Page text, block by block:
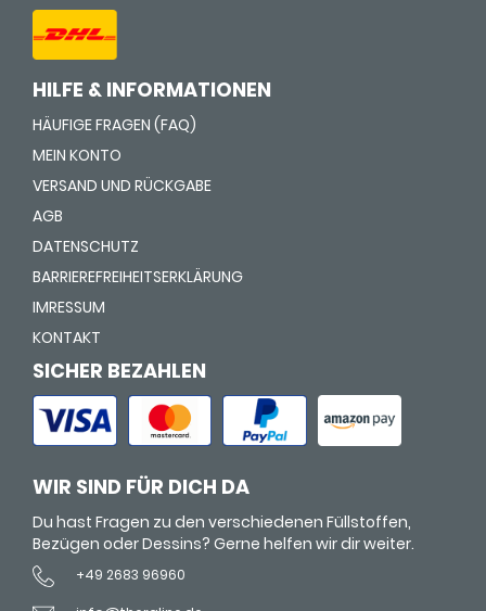
HILFE & INFORMATIONEN
HÄUFIGE FRAGEN (FAQ)
MEIN KONTO
VERSAND UND RÜCKGABE
AGB
DATENSCHUTZ
BARRIEREFREIHEITSERKLÄRUNG
IMRESSUM
KONTAKT
SICHER BEZAHLEN
WIR SIND FÜR DICH DA
Du hast Fragen zu den verschiedenen Füllstoffen,
Bezügen oder Dessins? Gerne helfen wir dir weiter.
+49 2683 96960